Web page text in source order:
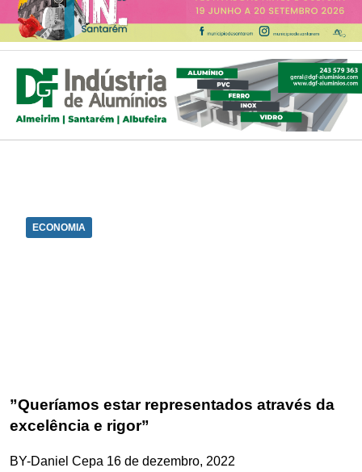
ECONOMIA
”Queríamos estar representados através da
excelência e rigor”
BY-Daniel Cepa 16 de dezembro, 2022